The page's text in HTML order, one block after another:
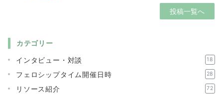
投稿一覧へ
カテゴリー
インタビュー・対談
18
フェロシップタイム開催日時 28
リソース紹介 72